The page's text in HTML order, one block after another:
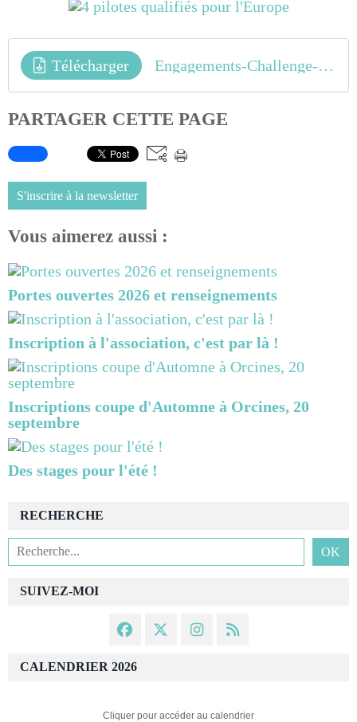
Télécharger Engagements-Challenge-Européen-et-Championnats-dEurope-Zolder-BEL-1
PARTAGER CETTE PAGE
S'inscrire à la newsletter
Vous aimerez aussi :
Portes ouvertes 2026 et renseignements
Inscription à l'association, c'est par là !
Inscriptions coupe d'Automne à Orcines, 20
septembre
Des stages pour l'été !
SUIVEZ-MOI
RECHERCHE
CALENDRIER 2026
Cliquer pour accéder au calendrier